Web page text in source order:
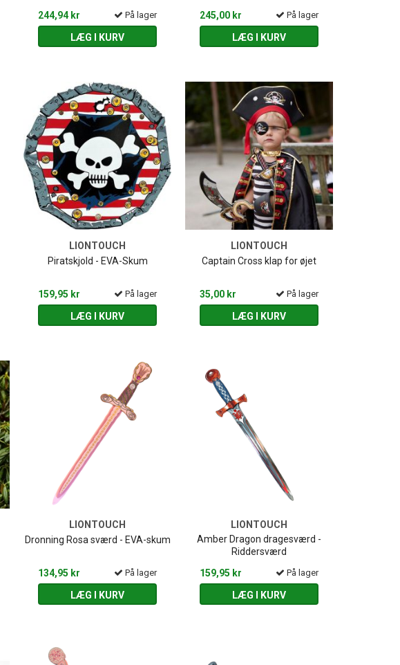
244,94 kr På lager
LÆG I KURV
245,00 kr
På lager
LÆG I KURV
LIONTOUCH
Piratskjold - EVA-Skum
159,95 kr På lager
LÆG I KURV
LIONTOUCH
Captain Cross klap for øjet
35,00 kr På lager
LÆG I KURV
LIONTOUCH
Dronning Rosa sværd - EVA-skum
134,95 kr På lager
LÆG I KURV
LIONTOUCH
Amber Dragon dragesværd -
Riddersværd
159,95 kr
På lager
LÆG I KURV